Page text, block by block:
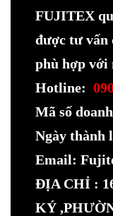
FUJITEX
được tư vấn
phù hợp với
Hotline:
Mã số
Ngày thành
Email:
ĐỊA CHỈ :
KÝ